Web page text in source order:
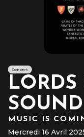
Concert
SOUND
MUSIC IS
Mercredi 16 Avril